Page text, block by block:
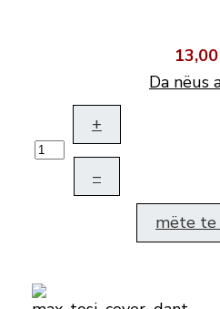
Da nëus
+
–
mëte te